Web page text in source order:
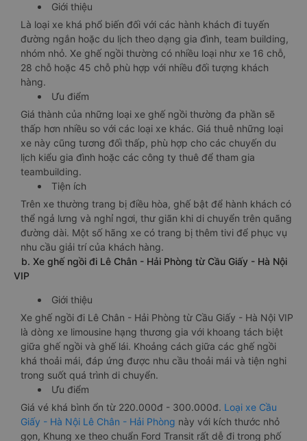
Giới thiệu
Là loại xe khá phổ biến đối với các hành khách đi tuyến
đường ngắn hoặc du lịch theo dạng gia đình, team building,
nhóm nhỏ. Xe ghế ngồi thường có nhiều loại như xe 16 chỗ,
28 chỗ hoặc 45 chỗ phù hợp với nhiều đối tượng khách
hàng.
Ưu điểm
Giá thành của những loại xe ghế ngồi thường đa phần sẽ
thấp hơn nhiều so với các loại xe khác. Giá thuê những loại
xe này cũng tương đối thấp, phù hợp cho các chuyến du
lịch kiểu gia đình hoặc các công ty thuê để tham gia
teambuilding.
Tiện ích
Trên xe thường trang bị điều hòa, ghế bật để hành khách có
thể ngả lưng và nghỉ ngơi, thư giãn khi di chuyển trên quãng
đường dài. Một số hãng xe có trang bị thêm tivi để phục vụ
nhu cầu giải trí của khách hàng.
b. Xe ghế ngồi đi Lê Chân - Hải Phòng từ Cầu Giấy - Hà Nội
VIP
Giới thiệu
Xe ghế ngồi đi Lê Chân - Hải Phòng từ Cầu Giấy - Hà Nội VIP
là dòng xe limousine hạng thương gia với khoang tách biệt
giữa ghế ngồi và ghế lái. Khoảng cách giữa các ghế ngồi
khá thoải mái, đáp ứng được nhu cầu thoải mái và tiện nghi
trong suốt quá trình di chuyển.
Ưu điểm
Giá vé khá bình ổn từ 220.000đ - 300.000đ. Loại xe Cầu
Giấy - Hà Nội Lê Chân - Hải Phòng này với kích thước nhỏ
gọn, Khung xe theo chuẩn Ford Transit rất dễ đi trong phố